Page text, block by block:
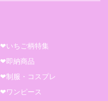
❤いちご柄特集
❤即納商品
❤制服・コスプレ
❤ワンピース